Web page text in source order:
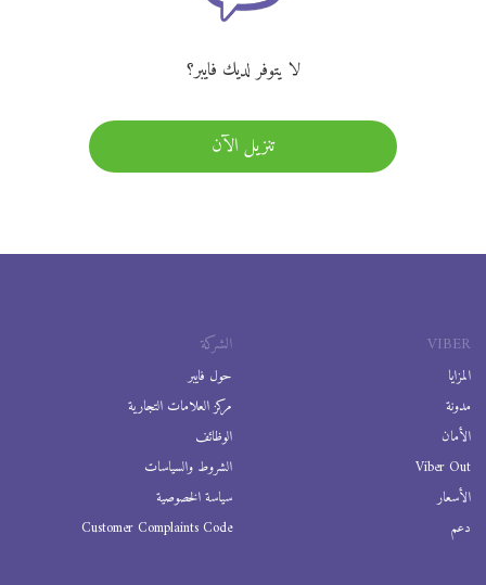
لا يتوفر لديك فايبر؟
تنزيل الآن
VIBER
المزايا
مدونة
الأمان
Viber Out
الأسعار
دعم
الشركة
حول فايبر
مركز العلامات التجارية
الوظائف
الشروط والسياسات
سياسة الخصوصية
Customer Complaints Code